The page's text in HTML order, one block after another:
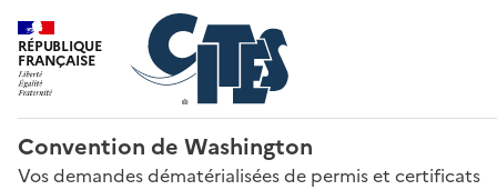
RÉPUBLIQUE
FRANÇAISE
Convention de Washington
Vos demandes dématérialisées de permis et certificats